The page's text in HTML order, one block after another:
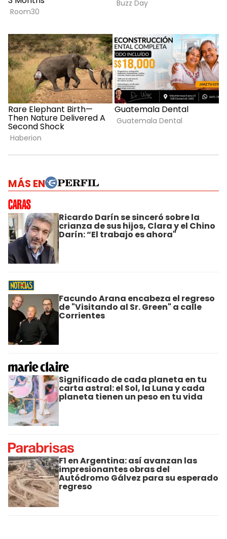
MÁS EN
Ricardo Darín se sinceró sobre la
crianza de sus hijos, Clara y el Chino
Darín: “El trabajo es ahora"
Facundo Arana encabeza el regreso
de "Visitando al Sr. Green" a calle
Corrientes
Significado de cada planeta en tu
carta astral: el Sol, la Luna y cada
planeta tienen un peso en tu vida
F1 en Argentina: así avanzan las
impresionantes obras del
Autódromo Gálvez para su esperado
regreso